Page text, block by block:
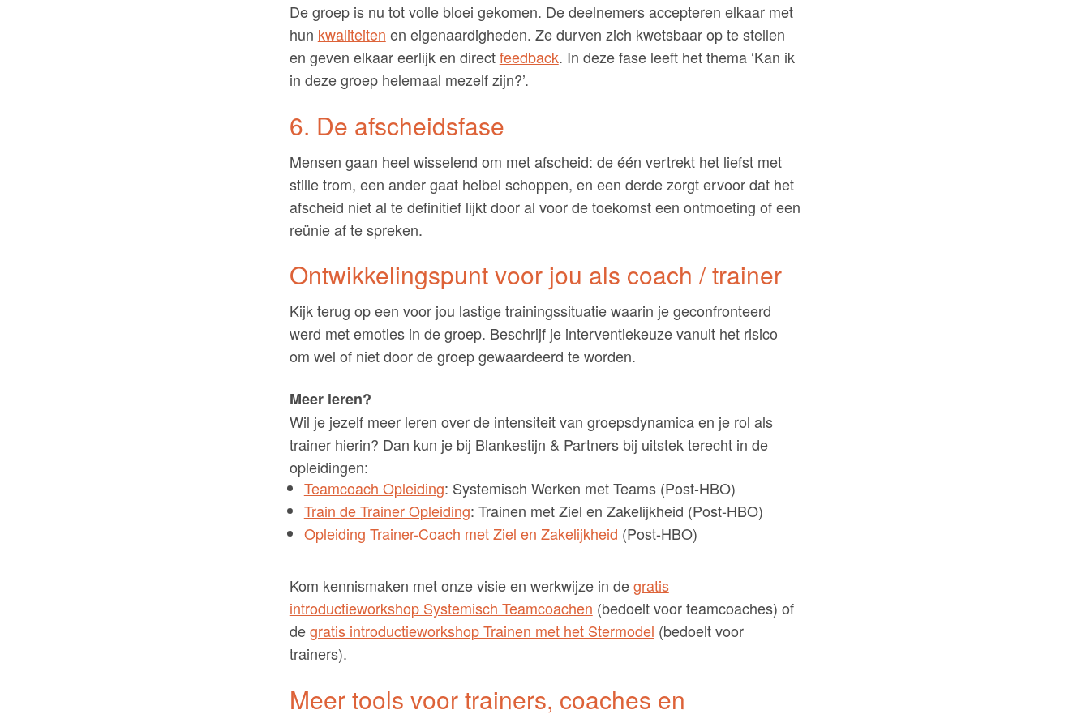
De groep is nu tot volle bloei gekomen. De deelnemers accepteren elkaar met
hun kwaliteiten en eigenaardigheden. Ze durven zich kwetsbaar op te stellen
en geven elkaar eerlijk en directfeedback. In deze fase leeft het thema ‘Kan ik
in deze groep helemaal mezelf zijn?’.
6. De afscheidsfase
Mensen gaan heel wisselend om met afscheid: de één vertrekt het liefst met
stille trom, een ander gaat heibel schoppen, en een derde zorgt ervoor dat het
afscheid niet al te definitief lijkt door al voor de toekomst een ontmoeting of een
reünie af te spreken.
Ontwikkelingspunt voor jou als coach / trainer
Kijk terug op een voor jou lastige trainingssituatie waarin je geconfronteerd
werd met emoties in de groep. Beschrijf je interventiekeuze vanuit het risico
om wel of niet door de groep gewaardeerd te worden.
Meer leren?
Wil je jezelf meer leren over de intensiteit van groepsdynamica en je rol als
trainer hierin? Dan kun je bij Blankestijn & Partners bij uitstek terecht in de
opleidingen:
Teamcoach Opleiding: Systemisch Werken met Teams (Post-HBO)
Train de Trainer Opleiding: Trainen met Ziel en Zakelijkheid (Post-HBO)
Opleiding Trainer-Coach met Ziel en Zakelijkheid (Post-HBO)
Kom kennismaken met onze visie en werkwijze in degratis
introductieworkshop Systemisch Teamcoachen (bedoelt voor teamcoaches) of
degratis introductieworkshop Trainen met het Stermodel (bedoelt voor
trainers).
Meer tools voor trainers, coaches en